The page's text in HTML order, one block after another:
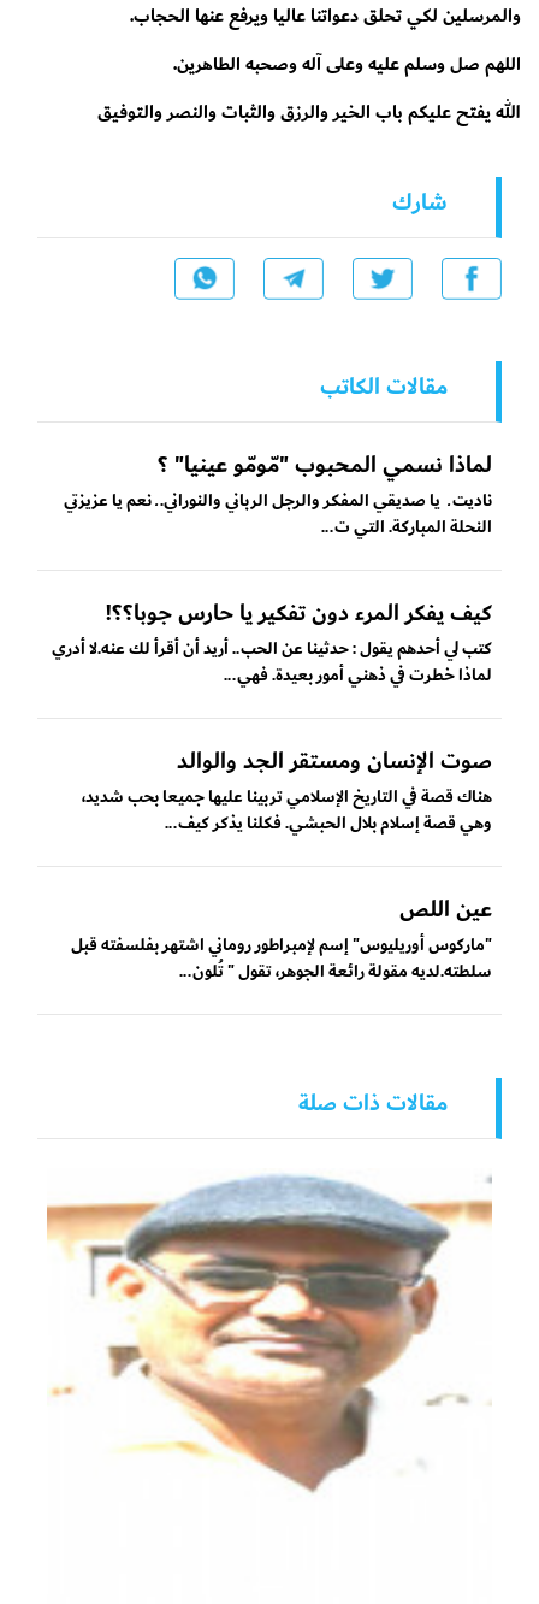
والمرسلين لكي تحلق دعواتنا عاليا ويرفع عنها الحجاب.
اللهم صل وسلم عليه وعلى آله وصحبه الطاهرين.
الله يفتح عليكم باب الخير والرزق والثبات والنصر والتوفيق
شارك
مقالات الكاتب
لماذا نسمي المحبوب "مّومّو عينيا" ؟
ناديت ـ يا صديقي المفكر والرجل الرباني والنوراني. ـ نعم يا عزيزتي
النحلة المباركة. التي ت...
كيف يفكر المرء دون تفكير يا حارس جوبا؟؟!
كتب لي أحدهم يقول : حدثينا عن الحب.. أريد أن أقرأ لك عنه.لا أدري
لماذا خطرت في ذهني أمور بعيدة. فهي...
صوت الإنسان ومستقر الجد والوالد
هناك قصة في التاريخ الإسلامي تربينا عليها جميعا بحب شديد،
وهي قصة إسلام بلال الحبشي. فكلنا يذكر كيف...
عين اللص
"ماركوس أوريليوس" إسم لإمبراطور روماني اشتهر بفلسفته قبل
سلطته.لديه مقولة رائعة الجوهر، تقول " تُلون...
مقالات ذات صلة